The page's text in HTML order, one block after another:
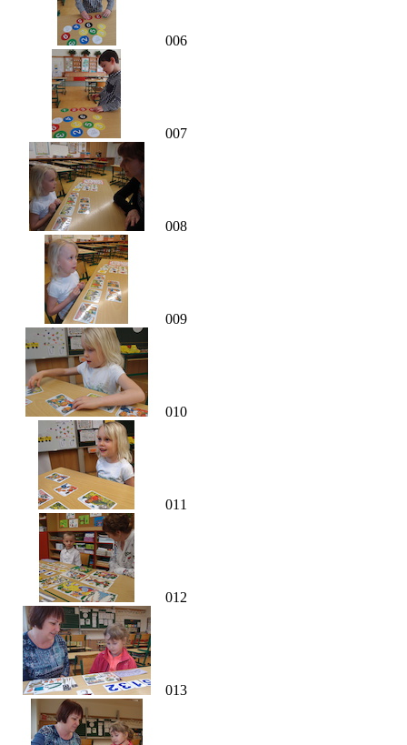
006
007
008
009
010
011
012
013